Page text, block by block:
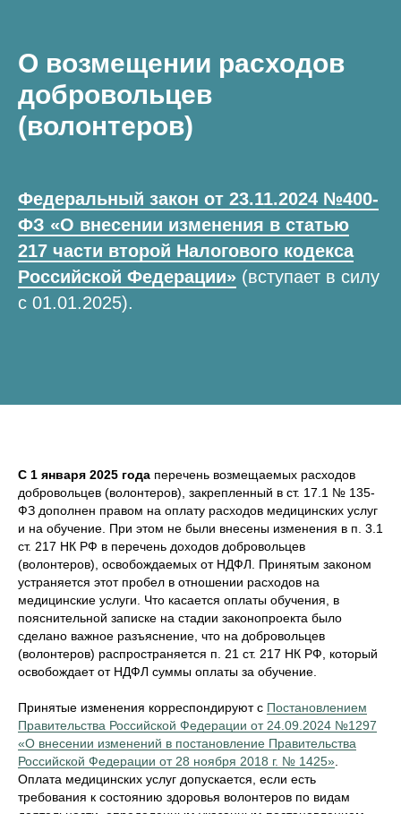
О возмещении расходов
добровольцев
(волонтеров)
Федеральный закон от 23.11.2024 №400-
ФЗ «О внесении изменения в статью
217 части второй Налогового кодекса
Российской Федерации» (вступает в силу
с 01.01.2025).
С 1 января 2025 года перечень возмещаемых расходов
добровольцев (волонтеров), закрепленный в ст. 17.1 № 135-
ФЗ дополнен правом на оплату расходов медицинских услуг
и на обучение. При этом не были внесены изменения в п. 3.1
ст. 217 НК РФ в перечень доходов добровольцев
(волонтеров), освобождаемых от НДФЛ. Принятым законом
устраняется этот пробел в отношении расходов на
медицинские услуги. Что касается оплаты обучения, в
пояснительной записке на стадии законопроекта было
сделано важное разъяснение, что на добровольцев
(волонтеров) распространяется п. 21 ст. 217 НК РФ, который
освобождает от НДФЛ суммы оплаты за обучение.
Принятые изменения корреспондируют с Постановлением
Правительства Российской Федерации от 24.09.2024 №1297
«О внесении изменений в постановление Правительства
Российской Федерации от 28 ноября 2018 г. № 1425»
Оплата медицинских услуг допускается, если есть
требования к состоянию здоровья волонтеров по видам